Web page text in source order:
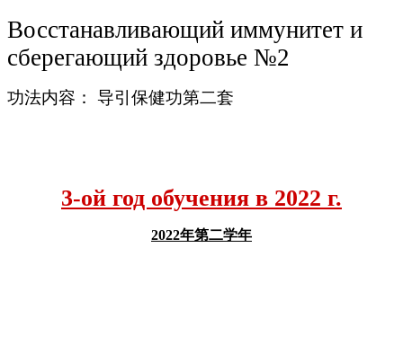
Восстанавливающий иммунитет и
сберегающий здоровье №2
功法内容： 导引保健功第二套
3-ой год обучения в 2022 г.
2022年第二学年